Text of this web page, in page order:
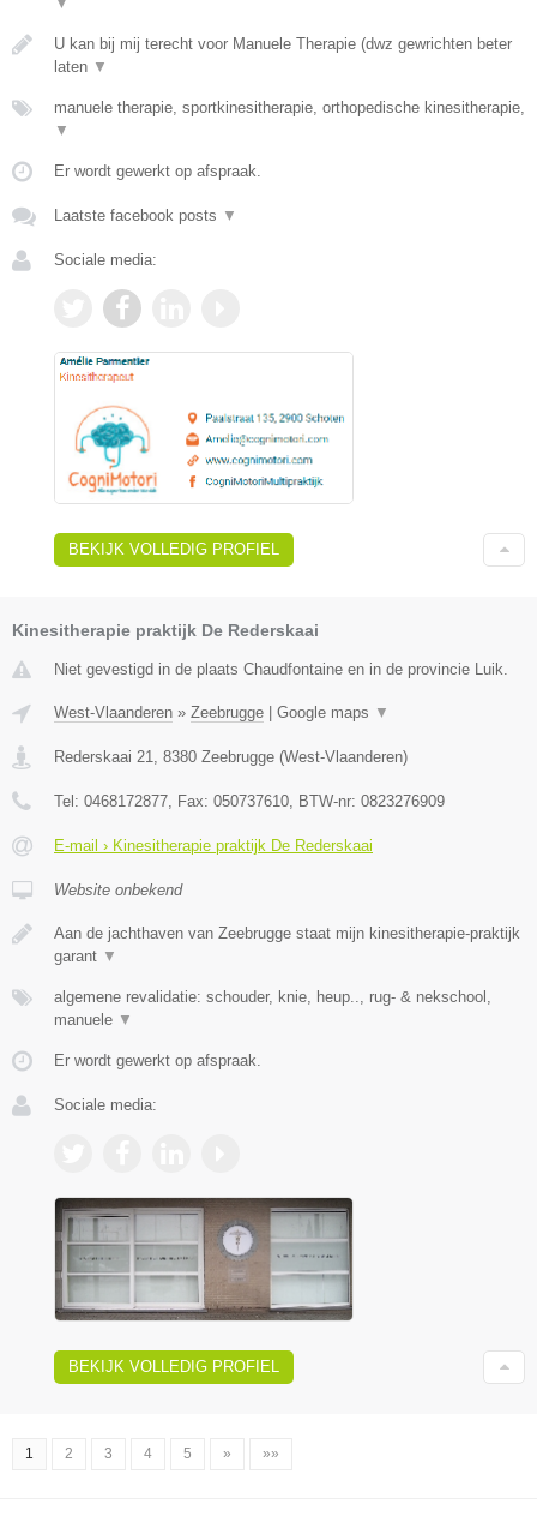
U kan bij mij terecht voor Manuele Therapie (dwz gewrichten beter
laten ▼
manuele therapie, sportkinesitherapie, orthopedische kinesitherapie,
▼
Er wordt gewerkt op afspraak.
Laatste facebook posts ▼
Sociale media:
BEKIJK VOLLEDIG PROFIEL
Kinesitherapie praktijk De Rederskaai
Niet gevestigd in de plaats Chaudfontaine en in de provincie Luik.
West-Vlaanderen » Zeebrugge | Google maps ▼
Rederskaai 21 8380 Zeebrugge (West-Vlaanderen)
Tel: 0468172877 , Fax: 050737610 , BTW-nr: 0823276909
E-mail › Kinesitherapie praktijk De Rederskaai
Website onbekend
Aan de jachthaven van Zeebrugge staat mijn kinesitherapie-praktijk
garant ▼
algemene revalidatie: schouder, knie, heup.., rug- & nekschool,
manuele ▼
Er wordt gewerkt op afspraak.
Sociale media:
BEKIJK VOLLEDIG PROFIEL
1 2 3 4 5 » »»